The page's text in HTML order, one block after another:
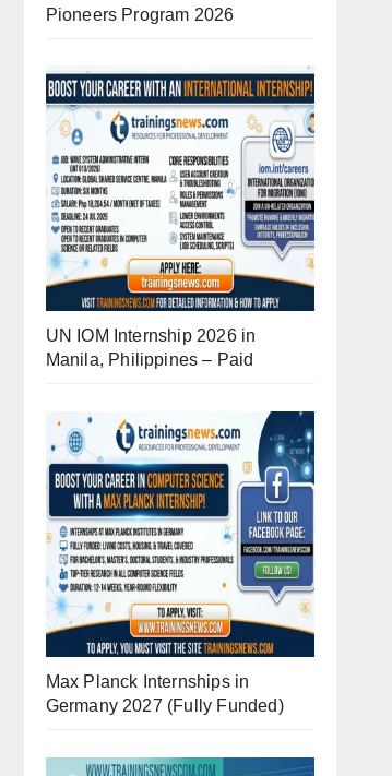
Pioneers Program 2026
UN IOM Internship 2026 in
Manila, Philippines – Paid
Max Planck Internships in
Germany 2027 (Fully Funded)